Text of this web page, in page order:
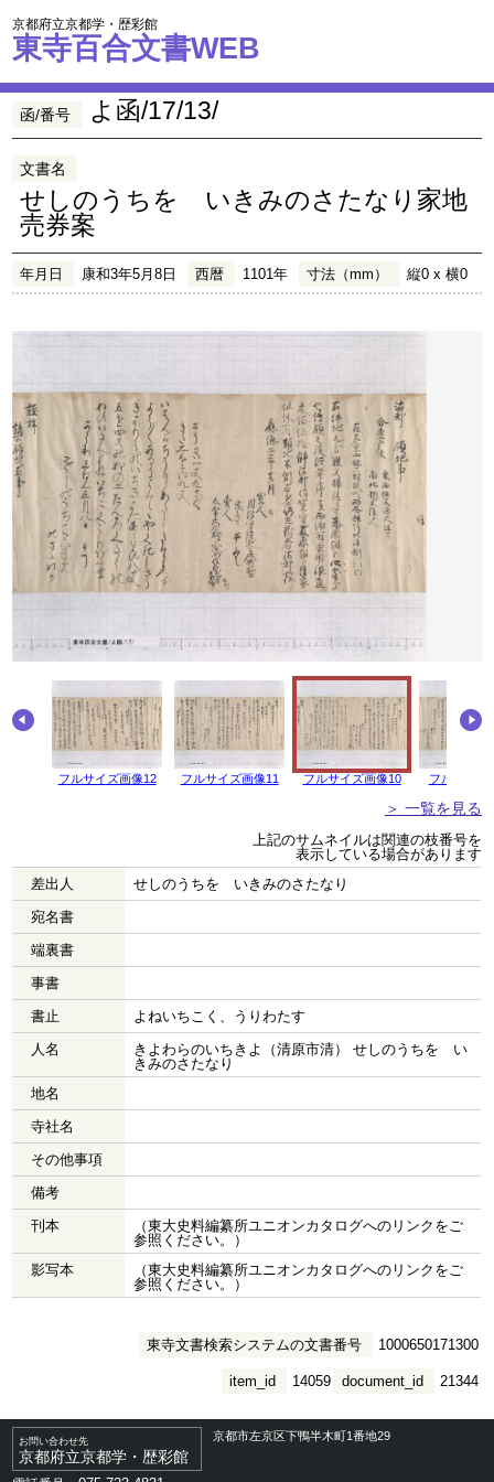
京都府立京都学・歴彩館
東寺百合文書WEB
函/番号 よ函/17/13/
文書名
せしのうちをゝいきみのさたなり家地
売券案
年月日 康和3年5月8日 西暦 1101年 寸法（mm） 縦0 x 横0
フルサイズ画像12 フルサイズ画像11 フルサイズ画像10 フルサイズ
＞ 一覧を見る
上記のサムネイルは関連の枝番号を
表示している場合があります
差出人
せしのうちをゝいきみのさたなり
宛名書
端裏書
事書
書止
よねいちこく、うりわたす
人名
きよわらのいちきよ（清原市清） せしのうちをゝい
きみのさたなり
地名
寺社名
その他事項
備考
刊本
（東大史料編纂所ユニオンカタログへのリンクをご
参照ください。）
影写本
（東大史料編纂所ユニオンカタログへのリンクをご
参照ください。）
東寺文書検索システムの文書番号 1000650171300
document_id 21344
item_id 14059
お問い合わせ先
京都府立京都学・歴彩館
京都市左京区下鴨半木町1番地29